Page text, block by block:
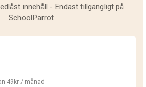
innehåll - Endast tillgängligt på
SchoolParrot
49kr / månad